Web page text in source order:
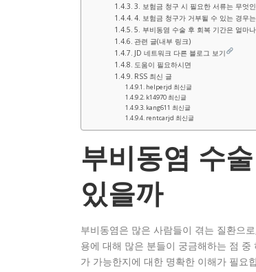
3. 보험금 청구 시 필요한 서류는 무엇
4. 보험금 청구가 거부될 수 있는 경우
5. 부비동염 수술 후 회복 기간은 얼마
관련 글(내부 링크)
JD 네트워크 다른 블로그 보기
도움이 필요하시면
RSS 최신 글
helperjd 최신글
k14970 최신글
kang611 최신글
rentcarjd 최신글
부비동염 수
있을까
부비동염은 많은 사람들이 겪는 질환으
용에 대해 많은 분들이 궁금해하는 점
가 가능한지에 대한 명확한 이해가 필요